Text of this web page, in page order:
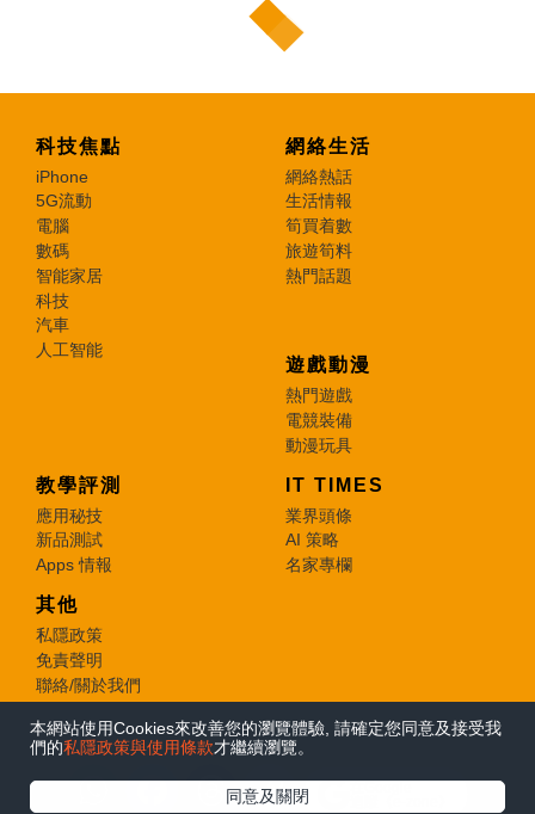
本網站使用Cookies來改善您的瀏覽體驗, 請確定您同意及接受我
們的私隱政策與使用條款才繼續瀏覽。
同意及關閉
科技焦點
iPhone
5G流動
電腦
數碼
智能家居
科技
汽車
人工智能
網絡生活
網絡熱話
生活情報
筍買着數
旅遊筍料
熱門話題
遊戲動漫
熱門遊戲
電競裝備
動漫玩具
教學評測
應用秘技
新品測試
Apps 情報
IT TIMES
業界頭條
AI 策略
名家專欄
其他
私隱政策
免責聲明
聯絡/關於我們
© 2026 e-zone. All Rights Reserved.